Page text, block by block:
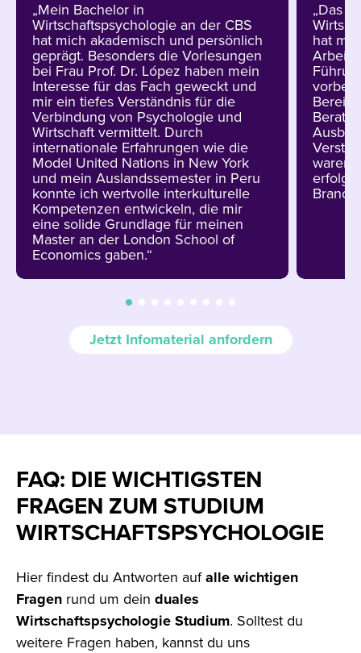
„Mein Bachelor in
Wirtschaftspsychologie an der CBS
hat mich akademisch und persönlich
geprägt. Besonders die Vorlesungen
bei Frau Prof. Dr. López haben mein
Interesse für das Fach geweckt und
mir ein tiefes Verständnis für die
Verbindung von Psychologie und
Wirtschaft vermittelt. Durch
internationale Erfahrungen wie die
Model United Nations in New York
und mein Auslandssemester in Peru
konnte ich wertvolle interkulturelle
Kompetenzen entwickeln, die mir
eine solide Grundlage für meinen
Master an der London School of
Economics gaben.“
„Das
hat
waren
Jetzt Infomaterial anfordern
FAQ: DIE WICHTIGSTEN
FRAGEN ZUM STUDIUM
WIRTSCHAFTSPSYCHOLOGIE
Hier findest du Antworten aufalle wichtigen
Fragen rund um dein duales
Wirtschaftspsychologie Studium. Solltest du
weitere Fragen haben, kannst du uns